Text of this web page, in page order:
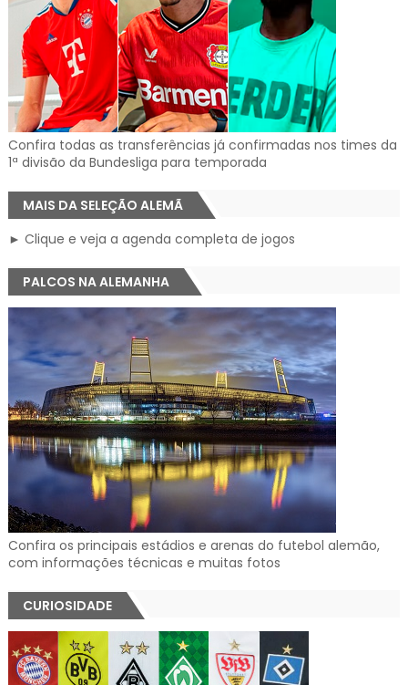
Confira todas as transferências já confirmadas nos times da
1ª divisão da Bundesliga para temporada
MAIS DA SELEÇÃO ALEMÃ
► Clique e veja a agenda completa de jogos
PALCOS NA ALEMANHA
Confira os principais estádios e arenas do futebol alemão,
com informações técnicas e muitas fotos
CURIOSIDADE